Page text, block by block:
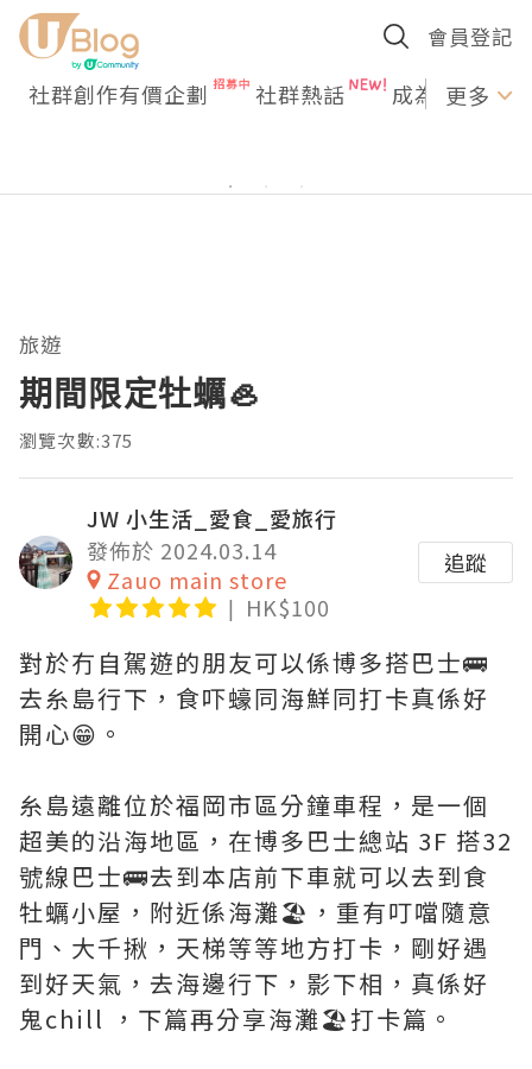
會員登記
社群創作有價企劃 社群熱話 成為U更多
旅遊
期間限定牡蠣🦪
瀏覽次數:375
JW 小生活_愛食_愛旅行
發佈於 2024.03.14
Zauo main store
HK$100
追蹤
對於冇自駕遊的朋友可以係博多搭巴士🚌
去糸島行下，食吓蠔同海鮮同打卡真係好
開心😁。
糸島遠離位於福岡市區分鐘車程，是一個
超美的沿海地區，在博多巴士總站 3F 搭32
號線巴士🚌去到本店前下車就可以去到食
牡蠣小屋，附近係海灘🏖️，重有叮噹隨意
門、大千揪，天梯等等地方打卡，剛好遇
到好天氣，去海邊行下，影下相，真係好
鬼chill ，下篇再分享海灘🏖️打卡篇。